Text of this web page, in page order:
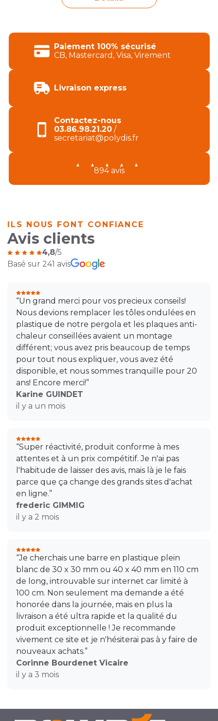
Paiement 100% sécurisé
CB, Mastercard, Visa, Virement
Livraison express
Contactez-nous
03.86.98.21.20 /
secretariat@polydis.fr
894 avis
ILS NOUS FONT CONFIANCE
Avis clients
4,8/5
Basé sur 241 avis
“Un grand merci pour vos precieux conseils!
Nous devions remplacer les tôles ondulées en
plastique de notre pergola et les plaques anti-
chaleur conseillées avaient un montage
différent; vous avez pris beaucoup de temps
pour tout nous expliquer, vous avez été
disponible, et nous sommes tranquille pour 20
ans! Encore merci!”
Karine GUINDET
il y a un mois
“Super réactivité, produit conforme à mes
attentes et à un prix compétitif. Je n'ai pas
l'habitude de laisser des avis, mais là je le fais
parce que ça change des grands sites d'achat
en ligne.”
frederic GIMMIG
il y a 2 mois
“Je cherchais une barre en plastique plein
blanc de 30 x 30 mm ou 40 x 40 mm en 110 cm
de long, introuvable sur internet car limité à
100 cm. Non seulement ma demande a été
honorée dans la journée, mais en plus la
livraison a été ultra rapide et la qualité du
produit exceptionnelle ! Je recommande
vivement ce site et je n'hésiterai pas à y faire de
nouveaux achats.”
Corinne Bourdenet Vicaire
il y a 3 mois